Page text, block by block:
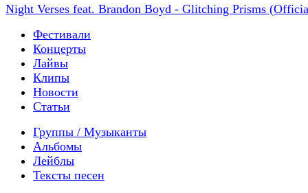
Night Verses feat. Brandon Boyd - Glitching Prisms
Фестивали
Концерты
Лайвы
Клипы
Новости
Статьи
Группы / Музыканты
Альбомы
Лейблы
Тексты песен